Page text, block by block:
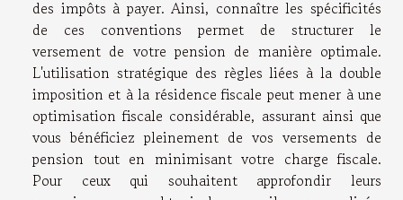
des impôts à payer. Ainsi, connaître les spécificités
de ces conventions permet de structurer le
versement de votre pension de manière optimale.
L'utilisation stratégique des règles liées à la double
imposition et à la résidence fiscale peut mener à une
optimisation fiscale considérable, assurant ainsi que
vous bénéficiez pleinement de vos versements de
pension tout en minimisant votre charge fiscale.
Pour ceux qui souhaitent approfondir leurs